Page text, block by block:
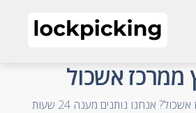
- מנעולנים און ליין
ממרכז אשכול
- Accessible Business Name
מחפש מנעולן במרכז אשכול? אנחנו נותנים מענה 24 שעות